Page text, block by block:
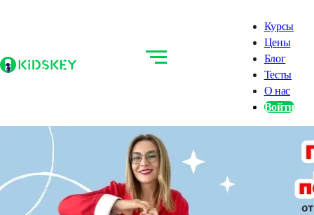
Курсы
Цены
Блог
Тесты
О нас
Войти